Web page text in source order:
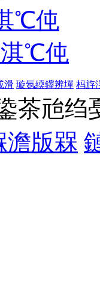
℃伅
淇℃伅
滑 璇氬緛鑻辨墠 杩斿
茶兘绉
澹版槑